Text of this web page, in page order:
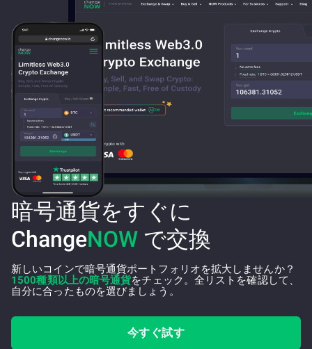
暗号通貨をすぐに
ChangeNOW で交換
新しいコインで暗号通貨ポートフォリオを拡大しませんか？
1500種類以上の暗号通貨をチェック。全リストを確認して、
自分に合ったものを選びましょう。
今すぐ試す